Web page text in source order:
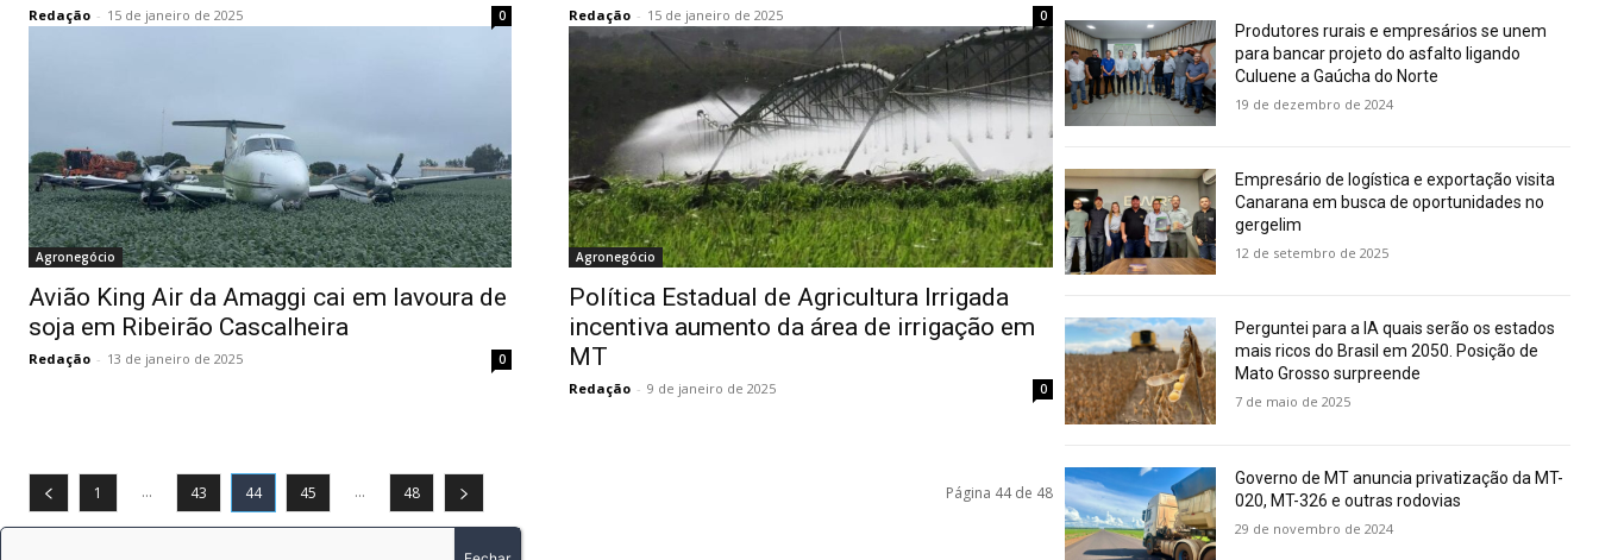
Redação - 15 de janeiro de 2025 0 Redação - 15 de janeiro de 2025 0
Agronegócio
Avião King Air da Amaggi cai em lavoura de
soja em Ribeirão Cascalheira
Redação - 13 de janeiro de 2025 0
Agronegócio
Política Estadual de Agricultura Irrigada
incentiva aumento da área de irrigação em
MT
Redação - 9 de janeiro de 2025 0
1 ... 43 44 45 ... 48 Página 44 de 48
Produtores rurais e empresários se unem
para bancar projeto do asfalto ligando
Culuene a Gaúcha do Norte
19 de dezembro de 2024
Empresário de logística e exportação visita
Canarana em busca de oportunidades no
gergelim
12 de setembro de 2025
Perguntei para a IA quais serão os estados
mais ricos do Brasil em 2050. Posição de
Mato Grosso surpreende
7 de maio de 2025
Governo de MT anuncia privatização da MT-
020, MT-326 e outras rodovias
29 de novembro de 2024